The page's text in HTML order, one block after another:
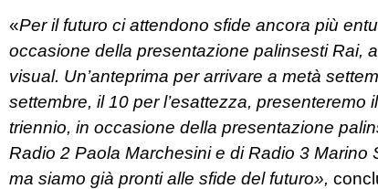
«Per il futuro ci attendono sfide ancora più
occasione della presentazione palinsesti Rai,
visual. Un’anteprima per arrivare a metà
settembre, il 10 per l’esattezza,
triennio, in occasione della presentazione
Radio 2 Paola Marchesini e di Radio 3
ma siamo già pronti alle sfide del futuro»,